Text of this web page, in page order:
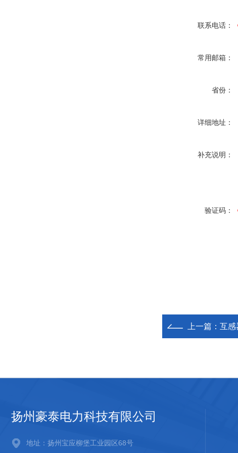
联系电话：
常用邮箱：
省份：
详细地址：
补充说明：
验证码：
上一篇： 互感
扬州豪泰电力科技有限公司
地址：扬州宝应柳堡工业园区68号